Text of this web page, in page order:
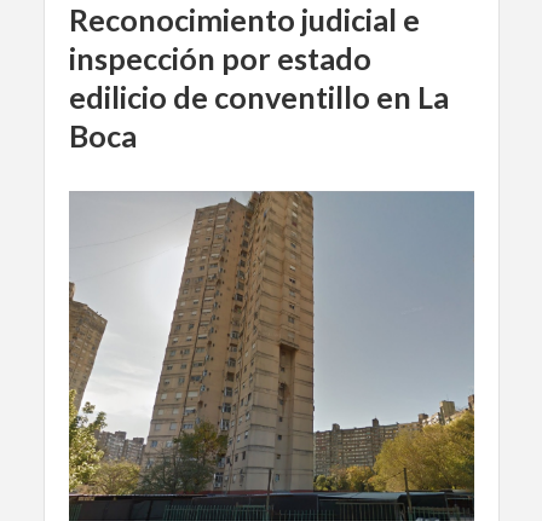
Reconocimiento judicial e
inspección por estado
edilicio de conventillo en La
Boca